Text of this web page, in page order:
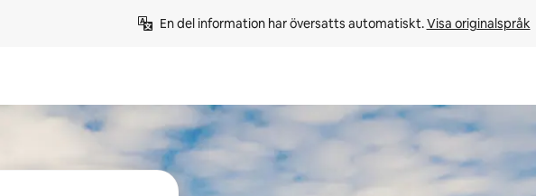
En del information har översatts automatiskt. Visa originalspråk